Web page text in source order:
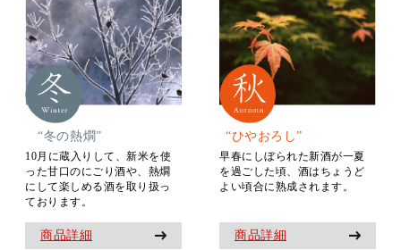
“ひやおろし”
早春にしぼられた新酒が一夏
を過ごした頃、酒はちょうど
よい頃合に熟成されます。
商品詳細
“冬の熱燗”
10月に蔵入りして、新米を使
った甘口のにごり酒や、熱燗
にして楽しめる酒を取り扱っ
ております。
商品詳細